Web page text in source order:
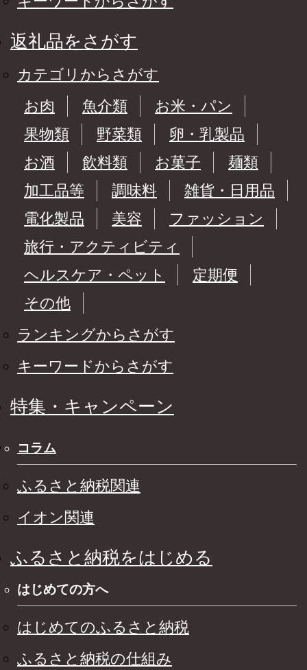
返礼品をさがす
カテゴリからさがす
お肉
魚介類
お米・パン
果物類
野菜類
卵・乳製品
お酒
飲料類 お菓子
麺類
加工品等
調味料
雑貨・日用品
電化製品
美容
ファッション
旅行・アクティビティ
ヘルスケア・ペット
定期便
その他
ランキングからさがす
キーワードからさがす
特集・キャンペーン
コラム
ふるさと納税関連
イオン関連
ふるさと納税をはじめる
はじめての方へ
はじめてのふるさと納税
ふるさと納税の仕組み